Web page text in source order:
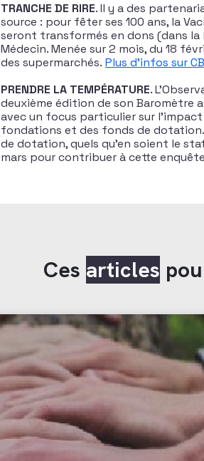
TRANCHE DE RIRE. Il y a des
source : pour fêter ses 100 ans, la
seront transformés en dons (dans la
Médecin. Menée sur 2 mois, du 18
des supermarchés. Plus d’infos sur
PRENDRE LA TEMPÉRATURE.
deuxième édition de son Baromètre
avec un focus particulier sur
fondations et des fonds de
de dotation, quels qu’en soient le
mars pour contribuer à cette
Ces articles